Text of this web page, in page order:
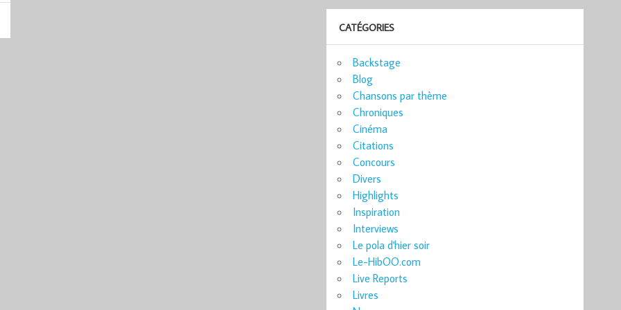
CATÉGORIES
Backstage
Blog
Chansons par thème
Chroniques
Cinéma
Citations
Concours
Divers
Highlights
Inspiration
Interviews
Le pola d'hier soir
Le-HibOO.com
Live Reports
Livres